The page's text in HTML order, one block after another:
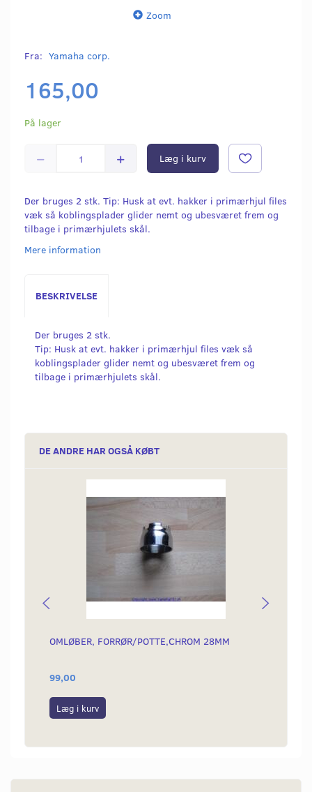
Zoom
Fra: Yamaha corp.
165,00
På lager
Læg i kurv
Der bruges 2 stk. Tip: Husk at evt. hakker i primærhjul files
væk så koblingsplader glider nemt og ubesværet frem og
tilbage i primærhjulets skål.
Mere information
BESKRIVELSE
Der bruges 2 stk.
Tip: Husk at evt. hakker i primærhjul files væk så
koblingsplader glider nemt og ubesværet frem og
tilbage i primærhjulets skål.
DE ANDRE HAR OGSÅ KØBT
OMLØBER, FORRØR/POTTE,CHROM 28MM
99,00
Læg i kurv